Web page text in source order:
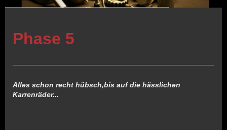
Phase 5
Alles schon recht hübsch,bis auf die hässlichen
Karrenräder...